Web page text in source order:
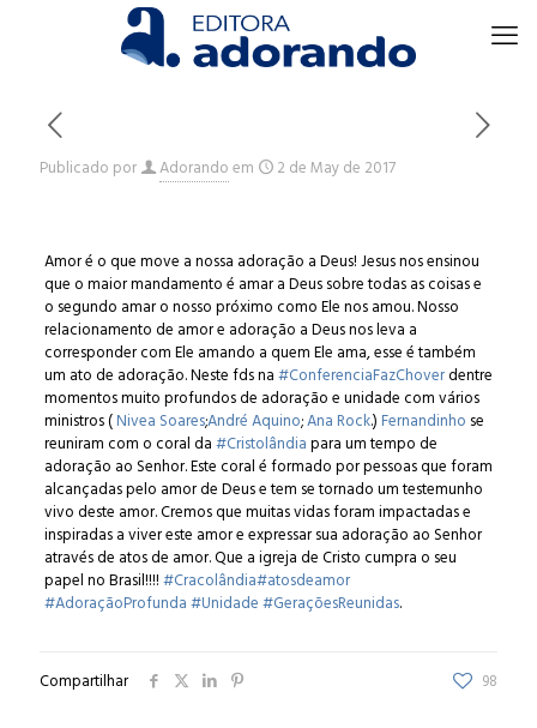
Publicado por Adorandoem 2 de May de 2017
Amor é o que move a nossa adoração a Deus! Jesus nos ensinou
que o maior mandamento é amar a Deus sobre todas as coisas e
o segundo amar o nosso próximo como Ele nos amou. Nosso
relacionamento de amor e adoração a Deus nos leva a
corresponder com Ele amando a quem Ele ama, esse é também
um ato de adoração. Neste fds na#ConferenciaFazChoverdentre
momentos muito profundos de adoração e unidade com vários
ministros (Nivea Soares;André Aquino;Ana Rock.) Fernandinho se
reuniram com o coral da#Cristolândiapara um tempo de
adoração ao Senhor. Este coral é formado por pessoas que foram
alcançadas pelo amor de Deus e tem se tornado um testemunho
vivo deste amor. Cremos que muitas vidas foram impactadas e
inspiradas a viver este amor e expressar sua adoração ao Senhor
através de atos de amor. Que a igreja de Cristo cumpra o seu
papel no Brasil!!!!#Cracolândia#atosdeamor
#AdoraçãoProfunda#Unidade#GeraçõesReunidas.
Compartilhar 98